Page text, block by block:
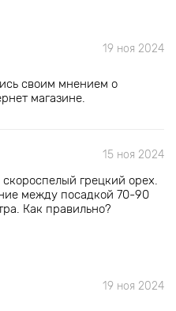
19 ноя 2024
своим мнением о
магазине.
15 ноя 2024
грецкий орех.
между посадкой 70-90
Как правильно?
19 ноя 2024